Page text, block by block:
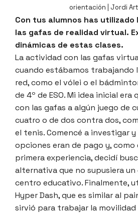
orientación | Jordi
Con tus alumnos has utilizado
las gafas de realidad virtual.
dinámicas de estas clases.
La actividad con las gafas
cuando estábamos trabajando
red, como el vólei o el
de 4º de ESO. Mi idea inicial era
con las gafas a algún juego de
cuatro o de dos contra dos,
el tenis. Comencé a investigar
opciones eran de pago y, como
primera experiencia, decidí
alternativa que no supusiera
centro educativo. Finalmente,
Hyper Dash, que es similar al
sirvió para trabajar la movilidad